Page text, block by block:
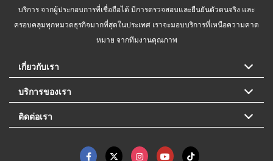
บริการ จากผู้ประกอบการที่เชื่อถือได้ มีการตรวจสอบและยืนยันตัวตนจริง และ
ครอบคลุมทุกหมวดธุรกิจมากที่สุดในประเทศ เราจะมอบบริการที่เหนือความคาด
หมาย จากทีมงานคุณภาพ
เกี่ยวกับเรา
บริการของเรา
ติดต่อเรา